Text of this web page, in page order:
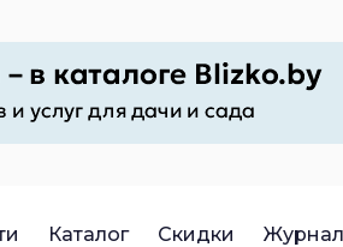
Каталог Скидки Журнал